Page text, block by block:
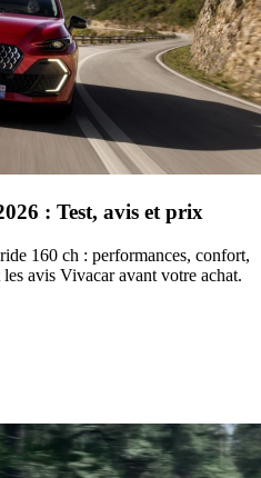
: Test, avis et prix
160 ch : performances, confort,
avis Vivacar avant votre achat.